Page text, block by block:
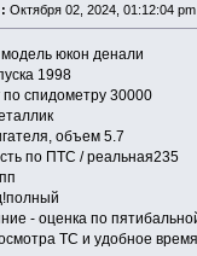
: Октября 02, 2024, 01:12:04
юкон денали
1998
по спидометру 30000
объем 5.7
по ПТС / реальная235
- оценка по
ТС и удобное